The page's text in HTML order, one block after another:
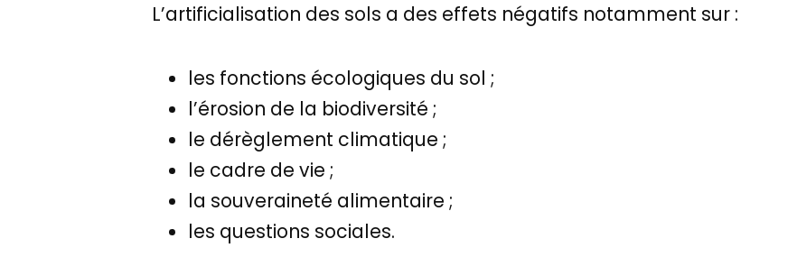
L’artificialisation des sols a des effets négatifs notamment sur :
les fonctions écologiques du sol ;
l’érosion de la biodiversité ;
le dérèglement climatique ;
le cadre de vie ;
la souveraineté alimentaire ;
les questions sociales.